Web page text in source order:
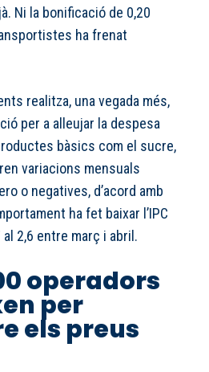
Ni la bonificació de 0,20
ha frenat
realitza, una vegada més,
per a alleujar la despesa
bàsics com el sucre,
variacions mensuals
o negatives, d’acord amb
ha fet baixar l’IPC
2,6 entre març i abril.
operadors
per
els preus